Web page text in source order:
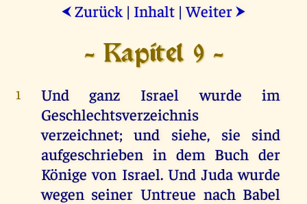
⮜ Zurück | Inhalt |Weiter ⮞
- Kapitel 9 -
1 Und ganz Israel wurde
im
Geschlechtsverzeichnis
verzeichnet;und siehe, sie
sind
aufgeschrieben in dem Buch der
Könige von Israel.Und Juda wurde
wegen seiner Untreue nach Babel